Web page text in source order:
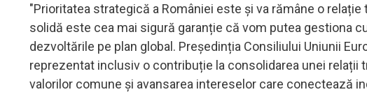
"Prioritatea strategică a României este și va rămâne o
solidă este cea mai sigură garanție că vom putea gestiona
dezvoltările pe plan global. Președinția Consiliului Uniunii
reprezentat inclusiv o contribuție la consolidarea unei
valorilor comune și avansarea intereselor care conectează